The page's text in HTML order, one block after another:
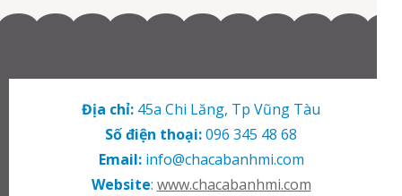
Địa chỉ: 45a Chi Lăng, Tp Vũng Tàu
Số điện thoại:096 345 48 68
Email:info@chacabanhmi.com
Website: www.chacabanhmi.com